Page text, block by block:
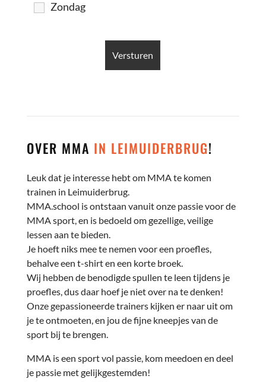
Zondag
OVER MMA IN LEIMUIDERBRUG!
Leuk dat je interesse hebt om MMA te komen
trainen in Leimuiderbrug.
MMA.school is ontstaan vanuit onze passie voor de
MMA sport, en is bedoeld om gezellige, veilige
lessen aan te bieden.
Je hoeft niks mee te nemen voor een proefles,
behalve een t-shirt en een korte broek.
Wij hebben de benodigde spullen te leen tijdens je
proefles, dus daar hoef je niet over na te denken!
Onze gepassioneerde trainers kijken er naar uit om
je te ontmoeten, en jou de fijne kneepjes van de
sport bij te brengen.
MMA is een sport vol passie, kom meedoen en deel
je passie met gelijkgestemden!